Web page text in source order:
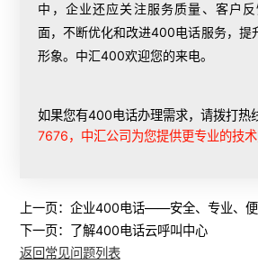
中，企业还应关注服务质量、客户
面，不断优化和改进400电话服务，提
形象。中汇400欢迎您的来电。
如果您有400电话办理需求，请拨打热
7676，中汇公司为您提供更专业的技术
上一页： 企业400电话——安全、专业、
下一页： 了解400电话云呼叫中心
返回常见问题列表